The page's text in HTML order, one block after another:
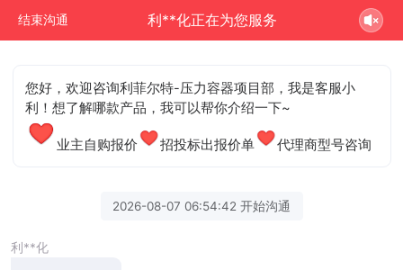
结束沟通 利**化正在为您服务
您好，欢迎咨询利菲尔特-压力容器项目部，我是客服小
利！想了解哪款产品，我可以帮你介绍一下~
业主自购报价 招投标出报价单 代理商型号咨询
2026-08-07 06:54:42 开始沟通
利**化